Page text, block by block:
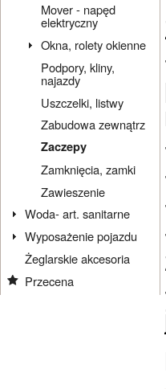
Mover - napęd
elektryczny
Okna, rolety okienne
Podpory, kliny,
najazdy
Uszczelki, listwy
Zabudowa zewnątrz
Zaczepy
Zamknięcia, zamki
Zawieszenie
Woda- art. sanitarne
Wyposażenie pojazdu
Żeglarskie akcesoria
Przecena